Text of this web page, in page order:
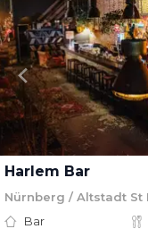
Harlem Bar
Nürnberg / Altstadt St
Bar